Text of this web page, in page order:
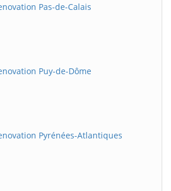
Pas-de-Calais
Puy-de-Dôme
Pyrénées-Atlantiques